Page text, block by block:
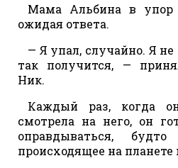
Мама Альбина в упор
ожидая ответа.
— Я упал, случайно. Я
так получится, —
Ник.
Каждый раз, когда
смотрела на него, он
оправдываться,
происходящее на планете